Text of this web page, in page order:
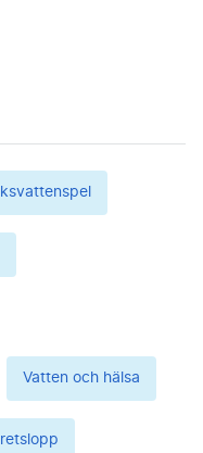
Vatten och hälsa